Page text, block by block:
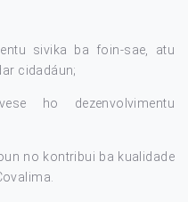
sivika ba foin-sae, atu
cidadáun;
ho dezenvolvimentu
no kontribui ba kualidade